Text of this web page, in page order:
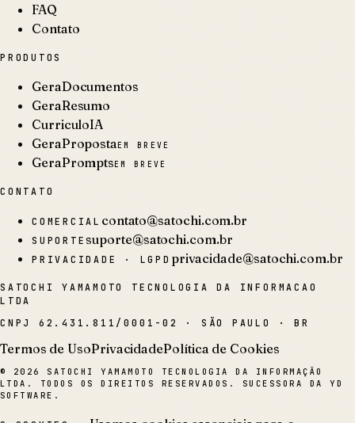
FAQ
Contato
PRODUTOS
GeraDocumentos
GeraResumo
CurriculoIA
GeraPropostaEM BREVE
GeraPromptsEM BREVE
CONTATO
COMERCIAL contato@satochi.com.br
SUPORTEsuporte@satochi.com.br
PRIVACIDADE · LGPD privacidade@satochi.com.br
SATOCHI YAMAMOTO TECNOLOGIA DA INFORMACAO
LTDA
CNPJ 62.431.811/0001-02 · SÃO PAULO · BR
Termos de UsoPrivacidadePolítica de Cookies
© 2026
SATOCHI YAMAMOTO TECNOLOGIA DA INFORMAÇÃO
LTDA. TODOS OS DIREITOS RESERVADOS. SUCESSORA DA YD
SOFTWARE.